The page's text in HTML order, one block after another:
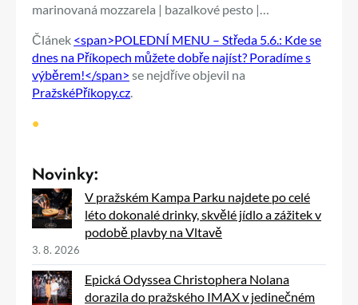
marinovaná mozzarela | bazalkové pesto |…
Článek <span>POLEDNÍ MENU – Středa 5.6.: Kde se
dnes na Příkopech můžete dobře najíst? Poradíme s
výběrem!</span> se nejdříve objevil na
PražskéPříkopy.cz
•
Novinky:
V pražském Kampa Parku najdete po celé
léto dokonalé drinky, skvělé jídlo a zážitek v
podobě plavby na Vltavě
3. 8. 2026
Epická Odyssea Christophera Nolana
dorazila do pražského IMAX v jedinečném